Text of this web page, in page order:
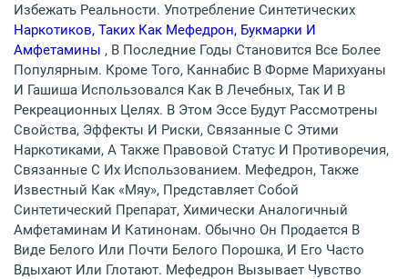
Избежать Реальности. Употребление Синтетических
Наркотиков, Таких Как Мефедрон, Букмарки И
Амфетамины , В Последние Годы Становится Все Более
Популярным. Кроме Того, Каннабис В Форме Марихуаны
И Гашиша Использовался Как В Лечебных, Так И В
Рекреационных Целях. В Этом Эссе Будут Рассмотрены
Свойства, Эффекты И Риски, Связанные С Этими
Наркотиками, А Также Правовой Статус И Противоречия,
Связанные С Их Использованием. Мефедрон, Также
Известный Как «мяу», Представляет Собой
Синтетический Препарат, Химически Аналогичный
Амфетаминам И Катинонам. Обычно Он Продается В
Виде Белого Или Почти Белого Порошка, И Его Часто
Вдыхают Или Глотают. Мефедрон Вызывает Чувство